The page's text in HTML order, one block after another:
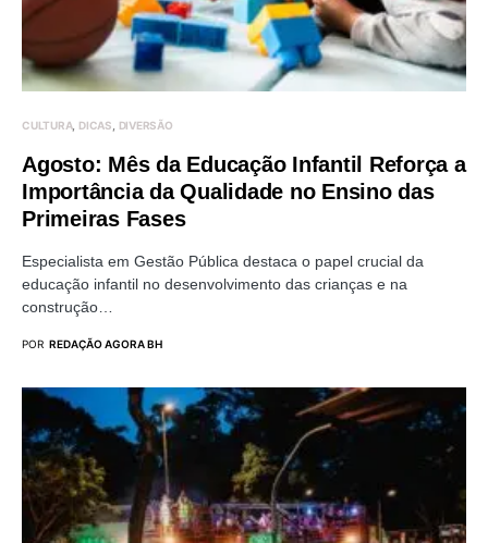
CULTURA DICAS DIVERSÃO
Agosto: Mês da Educação Infantil Reforça a
Importância da Qualidade no Ensino das
Primeiras Fases
Especialista em Gestão Pública destaca o papel crucial da
educação infantil no desenvolvimento das crianças e na
construção…
POR REDAÇÃO AGORA BH